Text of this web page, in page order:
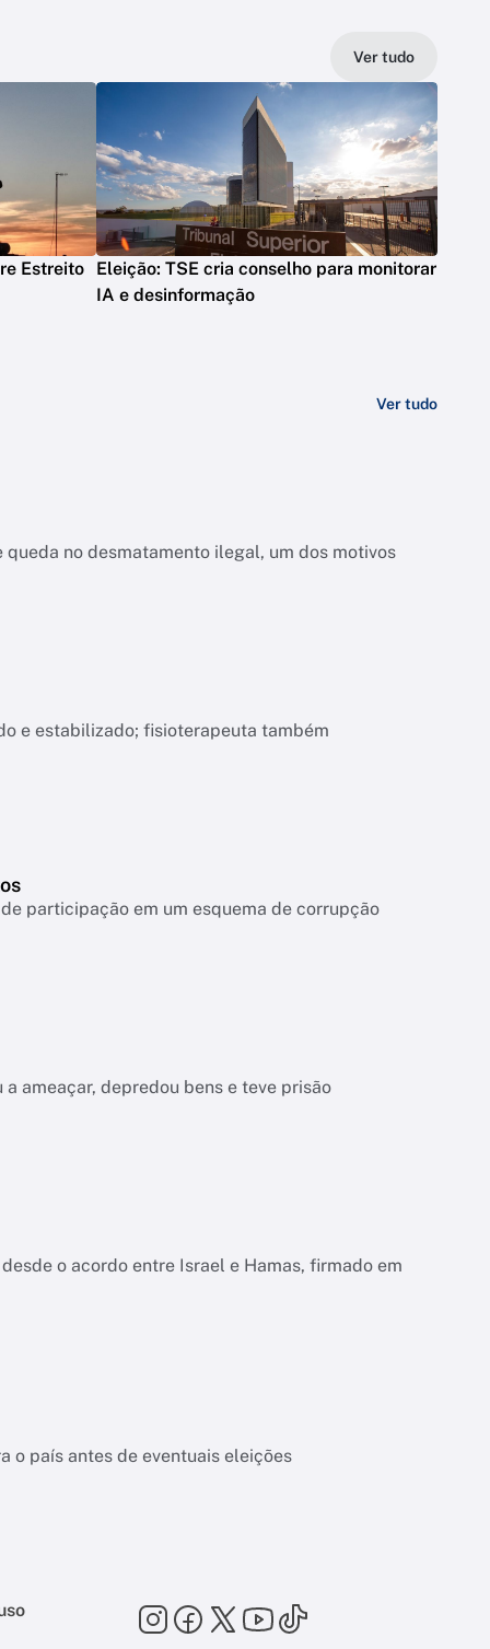
Ver tudo
Estreito
Eleição: TSE cria conselho para monitorar
IA e desinformação
Ver tudo
no desmatamento ilegal, um dos motivos
e estabilizado; fisioterapeuta também
participação em um esquema de corrupção
ameaçar, depredou bens e teve prisão
o acordo entre Israel e Hamas, firmado em
o país antes de eventuais eleições